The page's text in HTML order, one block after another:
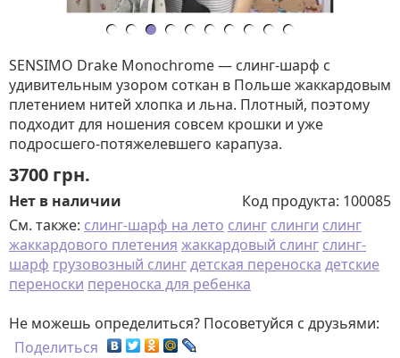
SENSIMO Drake Monochrome — слинг-шарф с
удивительным узором соткан в Польше жаккардовым
плетением нитей хлопка и льна. Плотный, поэтому
подходит для ношения совсем крошки и уже
подросшего-потяжелевшего карапуза.
3700 грн.
Нет в наличии Код продукта: 100085
См. также: слинг-шарф на лето слинг слинги слинг
жаккардового плетения жаккардовый слинг слинг-
шарф грузовозный слингдетская переноска детские
переноски переноска для ребенка
Не можешь определиться? Посоветуйся с друзьями:
Поделиться